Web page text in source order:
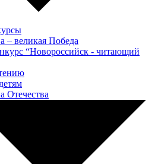
– великая Победа
“Новороссийск - читающий
Отечества